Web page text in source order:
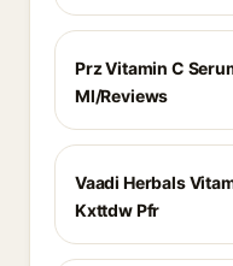
Prz Vitamin C
Ml/Reviews
Vaadi Herbals
Kxttdw Pfr